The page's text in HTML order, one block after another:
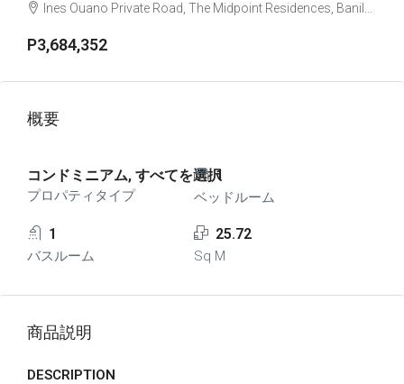
Ines Ouano Private Road, The Midpoint Residences, Banilad, Mandaue, Central Visayas, 6014, Philippines
P3,684,352
概要
コンドミニアム, すべてを選択
プロパティタイプ
1
ベッドルーム
1
バスルーム
25.72
Sq M
商品説明
DESCRIPTION